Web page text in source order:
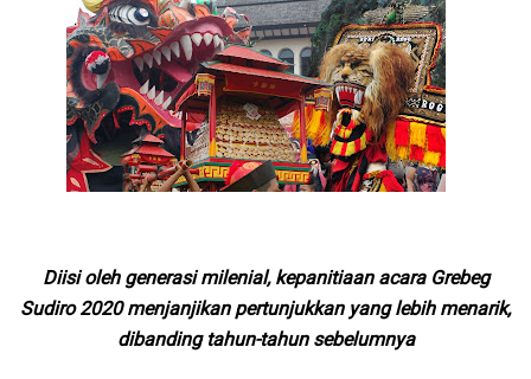
Diisi oleh generasi milenial, kepanitiaan acara Grebeg
Sudiro 2020 menjanjikan pertunjukkan yang lebih menarik,
dibanding tahun-tahun sebelumnya